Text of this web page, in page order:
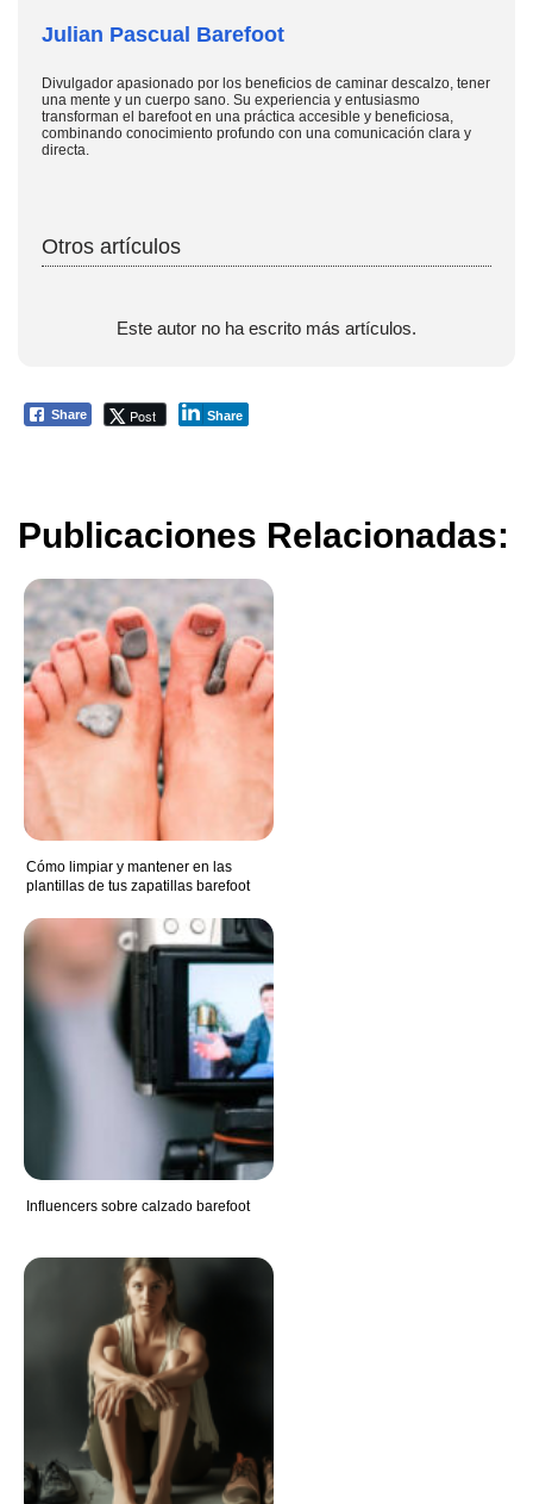
Julian Pascual Barefoot
Divulgador apasionado por los beneficios de caminar descalzo, tener
una mente y un cuerpo sano. Su experiencia y entusiasmo
transforman el barefoot en una práctica accesible y beneficiosa,
combinando conocimiento profundo con una comunicación clara y
directa.
Otros artículos
Este autor no ha escrito más artículos.
Share Post Share
Publicaciones Relacionadas:
Cómo limpiar y mantener en las
plantillas de tus zapatillas barefoot
Influencers sobre calzado barefoot